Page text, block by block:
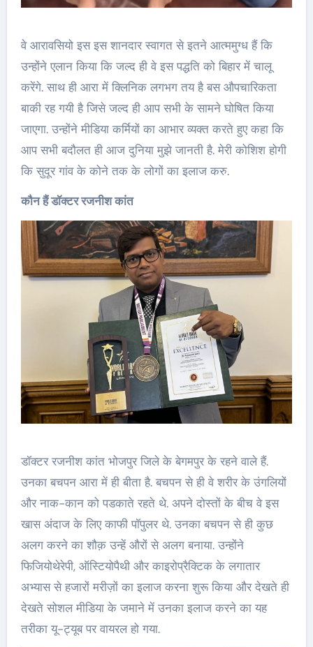
वे आरावसियो इस इस शानदार स्वागत से इतने आत्ममुग्ध हैं कि
उन्होंने एलान किया कि जल्द ही वे इस पद्धति को बिहार में चालू
करेंगे. साथ ही आरा में क्लिनिक लगभग तय है बस औपचारिकता
बाकी रह गयी है जिसे जल्द ही आप सभी के सामने घोषित किया
जाएगा. उन्होंने मीडिया कर्मियों का आभार व्यक्त करते हुए कहा कि
आप सभी बदौलत ही आज दुनिया मुझे जानती है. मेरी कोशिश होगी
कि सुदूर गांव के कोने तक के लोगों का इलाज करु.
कौन हैं डॉक्टर रजनीश कांत
डॉक्टर रजनीश कांत भोजपुर जिले के बेगमपुर के रहने वाले हैं.
उनका बचपन आरा में ही बीता है. बचपन से ही वे शरीर के उंगलियों
और नाक-कान को पडकाते रहते थे. अपने दोस्तों के बीच वे इस
खास अंदाज के लिए काफी पॉपुलर थे. उनका बचपन से ही कुछ
अलग करने का शौक़ उन्हें औरों से अलग बनाया. उन्होंने
फिजियोथेरेपी, ऑस्टियोपैथी और काइरोप्रैक्टिक के लगातार
अभ्यास से हजारों मरीज़ों का इलाज करना शुरू किया और देखते ही
देखते सोशल मीडिया के जमाने में उनका इलाज करने का यह
तरीका यू-ट्यूब पर वायरल हो गया.